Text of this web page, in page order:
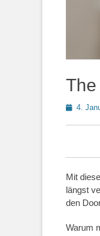
Posted
4.
Mit
längst
den
Warum